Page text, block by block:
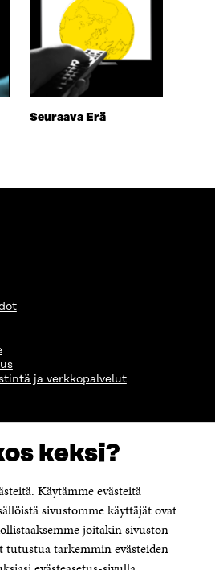
keksi?
Käytämme evästeitä
sivustomme käyttäjät ovat
joitakin sivuston
tarkemmin evästeiden
Seuraava Erä
ja verkkopalvelut
160,
991